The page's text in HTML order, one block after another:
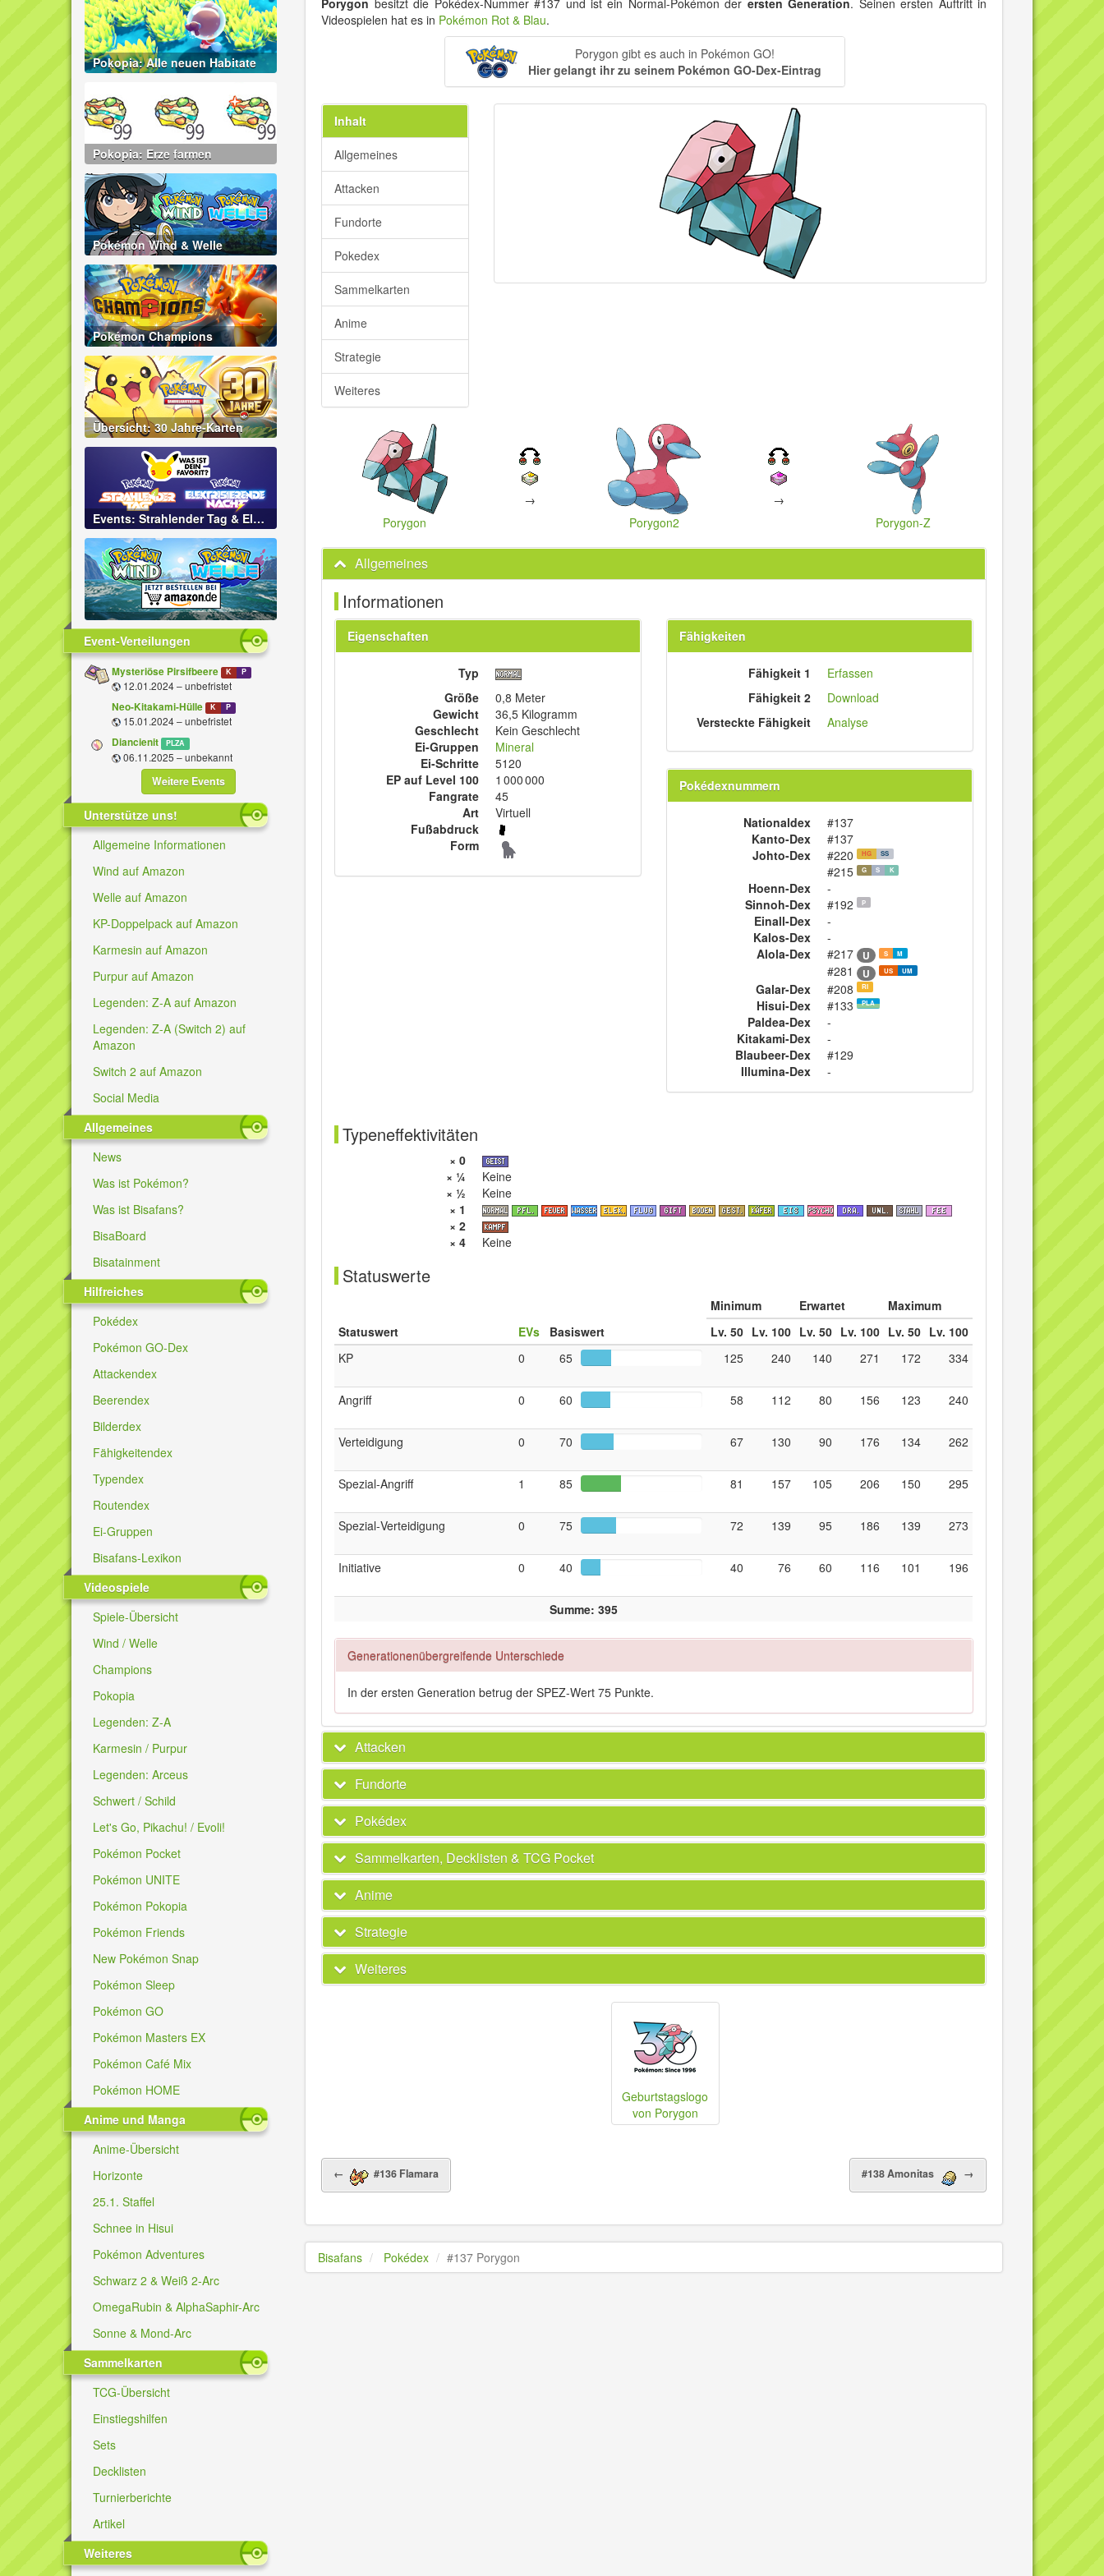
Pokopia: Alle neuen Habitate
Pokopia: Erze farmen
Pokémon Wind & Welle
Pokémon Champions
Übersicht: 30 Jahre-Karten
Events: Strahlender Tag & Elektrisierende Nacht
Event-Verteilungen
Mysteriöse Pirsifbeere K P
12.01.2024 – unbefristet
Neo-Kitakami-Hülle
K P
15.01.2024 – unbefristet
Diancienit
PLZA
06.11.2025 – unbekannt
Weitere Events
Unterstütze uns!
Allgemeine Informationen
Wind auf Amazon
Welle auf Amazon
KP-Doppelpack auf Amazon
Karmesin auf Amazon
Purpur auf Amazon
Legenden: Z-A auf Amazon
Legenden: Z-A (Switch 2) auf
Amazon
Switch 2 auf Amazon
Social Media
Allgemeines
News
Was ist Pokémon?
Was ist Bisafans?
BisaBoard
Bisatainment
Hilfreiches
Pokédex
Pokémon GO-Dex
Attackendex
Beerendex
Bilderdex
Fähigkeitendex
Typendex
Routendex
Ei-Gruppen
Bisafans-Lexikon
Videospiele
Spiele-Übersicht
Wind / Welle
Champions
Pokopia
Legenden: Z-A
Karmesin / Purpur
Legenden: Arceus
Schwert / Schild
Let's Go, Pikachu! / Evoli!
Pokémon Pocket
Pokémon UNITE
Pokémon Pokopia
Pokémon Friends
New Pokémon Snap
Pokémon Sleep
Pokémon GO
Pokémon Masters EX
Pokémon Café Mix
Pokémon HOME
Anime und Manga
Anime-Übersicht
Horizonte
25.1. Staffel
Schnee in Hisui
Pokémon Adventures
Schwarz 2 & Weiß 2-Arc
OmegaRubin & AlphaSaphir-Arc
Sonne & Mond-Arc
Sammelkarten
TCG-Übersicht
Einstiegshilfen
Sets
Decklisten
Turnierberichte
Artikel
Weiteres
Porygon besitzt die Pokédex-Nummer #137 und ist ein Normal-Pokémon der ersten Generation. Seinen ersten Auftritt in
Videospielen hat es in Pokémon Rot & Blau.
Porygon gibt es auch in Pokémon GO!
Hier gelangt ihr zu seinem Pokémon GO-Dex-Eintrag
Inhalt
Allgemeines
Attacken
Fundorte
Pokedex
Sammelkarten
Anime
Strategie
Weiteres
Porygon
→
Porygon2
→
Porygon-Z
Allgemeines
Informationen
Eigenschaften
Typ
Größe
0,8 Meter
Gewicht
36,5 Kilogramm
Geschlecht
Kein Geschlecht
Ei-Gruppen
Mineral
Ei-Schritte
5120
EP auf Level 100
1 000 000
Fangrate
45
Art
Virtuell
Fußabdruck
Form
Fähigkeiten
Fähigkeit 1
Erfassen
Fähigkeit 2
Download
Versteckte Fähigkeit
Analyse
Pokédexnummern
Nationaldex
#137
Kanto-Dex
#137
Johto-Dex
#220 HG SS
#215 G S K
Hoenn-Dex
-
Sinnoh-Dex
#192 P
Einall-Dex
-
Kalos-Dex
-
Alola-Dex
#217 U S M
#281 U US UM
Galar-Dex #208 RI
Hisui-Dex #133 PLA
Paldea-Dex
-
Kitakami-Dex
-
Blaubeer-Dex
#129
Illumina-Dex
-
Typeneffektivitäten
× 0
× ¼
Keine
× ½
Keine
× 1
× 2
× 4
Keine
Statuswerte
Statuswert EVs Basiswert
Minimum Erwartet
Maximum
Lv. 50 Lv. 100 Lv. 50 Lv. 100 Lv. 50 Lv. 100
KP
0 65 125 240 140 271 172 334
Angriff 0 60 58 112 80 156 123 240
Verteidigung 0 70 67 130 90 176 134 262
Spezial‑Angriff 1 85 81 157 105 206 150 295
Spezial‑Verteidigung 0 75 72 139 95 186 139 273
Initiative 0 40 40 76 60 116 101 196
Summe: 395
Generationenübergreifende Unterschiede
In der ersten Generation betrug der SPEZ-Wert 75 Punkte.
Attacken
Fundorte
Pokédex
Sammelkarten, Decklisten & TCG Pocket
Anime
Strategie
Weiteres
Geburtstagslogo
von Porygon
← #136 Flamara #138 Amonitas →
Bisafans Pokédex #137 Porygon